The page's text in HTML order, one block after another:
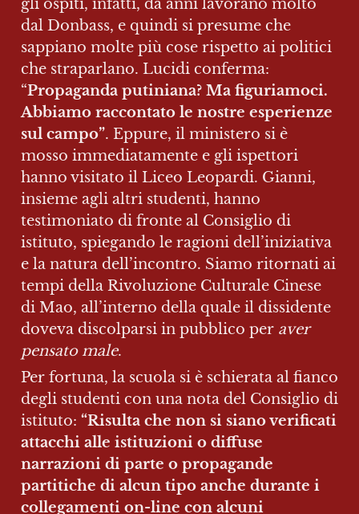
gli ospiti, infatti, da anni lavorano molto
dal Donbass, e quindi si presume che
sappiano molte più cose rispetto ai politici
che straparlano. Lucidi conferma:
“Propaganda putiniana? Ma figuriamoci.
Abbiamo raccontato le nostre esperienze
sul campo”. Eppure, il ministero si è
mosso immediatamente e gli ispettori
hanno visitato il Liceo Leopardi. Gianni,
insieme agli altri studenti, hanno
testimoniato di fronte al Consiglio di
istituto, spiegando le ragioni dell’iniziativa
e la natura dell’incontro. Siamo ritornati ai
tempi della Rivoluzione Culturale Cinese
di Mao, all’interno della quale il dissidente
doveva discolparsi in pubblico per aver
pensato male.
Per fortuna, la scuola si è schierata al fianco
degli studenti con una nota del Consiglio di
istituto: “Risulta che non si siano verificati
attacchi alle istituzioni o diffuse
narrazioni di parte o propagande
partitiche di alcun tipo anche durante i
collegamenti on-line con alcuni